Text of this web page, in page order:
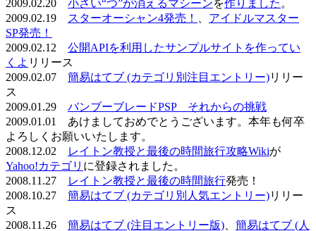
2009.02.20 小さい“つ”が消えるマシーンを作りました 。
2009.02.19
スターオーシャン4発売！
アイドルマスター
SP発売！
2009.02.12 公開APIを利用したサンプルサイトを作ってい
くよ リリース
2009.02.07 簡易はてブ (カテゴリ別注目エントリー)リリー
ス
2009.01.29 バンブーブレードPSP それからの挑戦
2009.01.01 あけましておめでとうございます。本年も何卒
よろしくお願いいたします。
2008.12.02
レイトン教授と最後の時間旅行攻略Wikiが
Yahoo!カテゴリ に登録されました。
2008.11.27
レイトン教授と最後の時間旅行発売！
2008.10.27 簡易はてブ (カテゴリ別人気エントリー)リリー
ス
2008.11.26 簡易はてブ (注目エントリー版)
簡易はてブ (人